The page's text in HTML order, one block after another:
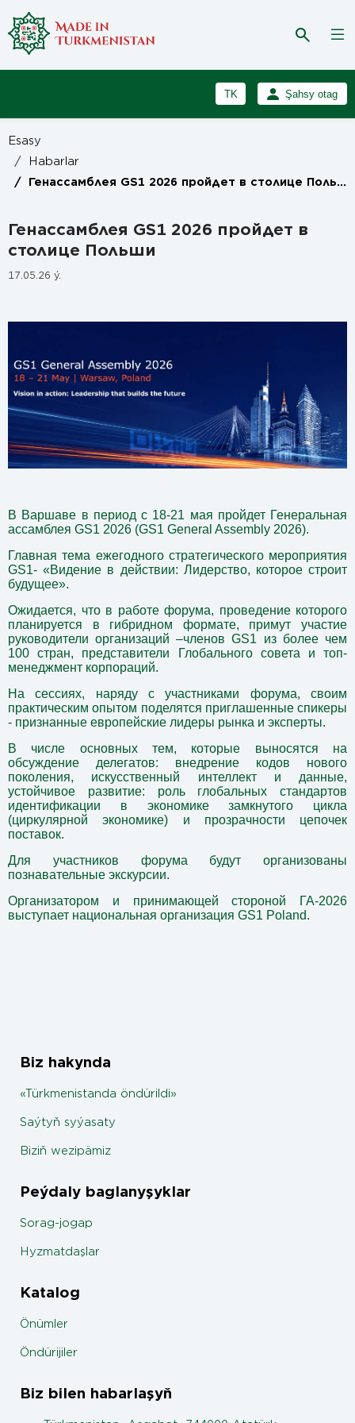
TK
RU
Şahsy otag
Esasy
/
Habarlar
/ Генассамблея GS1 2026 пройдет в столице Польши
Генассамблея GS1 2026 пройдет в
столице Польши
17.05.26 ý.
В Варшаве в период с 18-21 мая пройдет Генеральная
ассамблея GS1 2026 (GS1 General Assembly 2026).
Главная тема ежегодного стратегического мероприятия
GS1- «Видение в действии: Лидерство, которое строит
будущее».
Ожидается, что в работе форума, проведение которого
планируется в гибридном формате, примут участие
руководители организаций –членов GS1 из более чем
100 стран, представители Глобального совета и топ-
менеджмент корпораций.
На сессиях, наряду с участниками форума, своим
практическим опытом поделятся приглашенные спикеры
- признанные европейские лидеры рынка и эксперты.
В числе основных тем, которые выносятся на
обсуждение делегатов: внедрение кодов нового
поколения, искусственный интеллект и данные,
устойчивое развитие: роль глобальных стандартов
идентификации в экономике замкнутого цикла
(циркулярной экономике) и прозрачности цепочек
поставок.
Для участников форума будут организованы
познавательные экскурсии.
Организатором и принимающей стороной ГА-2026
выступает национальная организация GS1 Poland.
Biz hakynda
«Türkmenistanda öndürildi»
Saýtyň syýasaty
Biziň wezipämiz
Peýdaly baglanyşyklar
Sorag-jogap
Hyzmatdaşlar
Katalog
Önümler
Öndürijiler
Biz bilen habarlaşyň